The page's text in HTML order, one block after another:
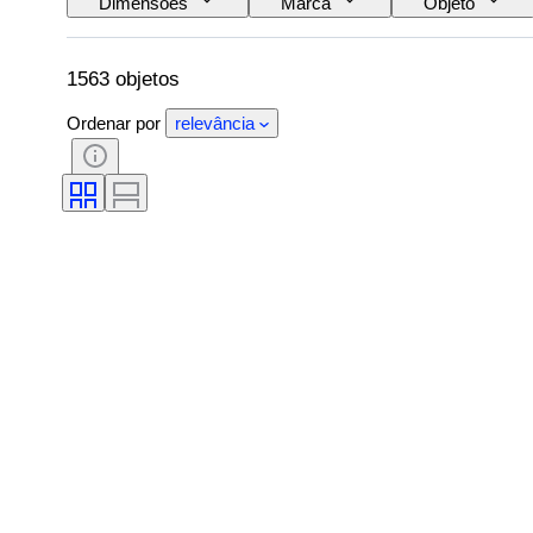
Certificação
Tema Estilo
1563 objetos
Ordenar por relevância